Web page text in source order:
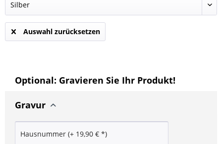
Auswahl zurücksetzen
Optional: Gravieren Sie Ihr Produkt!
Gravur